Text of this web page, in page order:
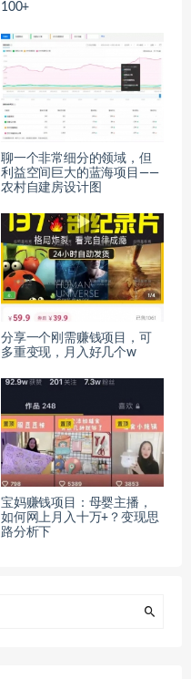
100+
聊一个非常细分的领域，但
利益空间巨大的蓝海项目——
农村自建房设计图
分享一个刚需赚钱项目，可
多重变现，月入好几个w
宝妈赚钱项目：母婴主播，
如何网上月入十万+？变现思
路分析下